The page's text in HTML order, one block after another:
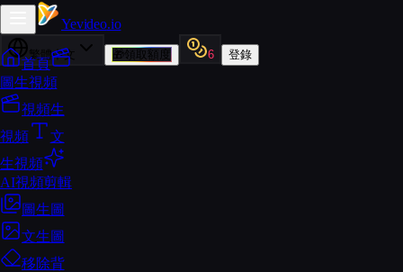
Yevideo.io
繁體中文 🎁 領取額度 6 登錄
首頁
圖生視頻
視頻生
視頻
文
生視頻
AI視頻剪輯
圖生圖
文生圖
移除背